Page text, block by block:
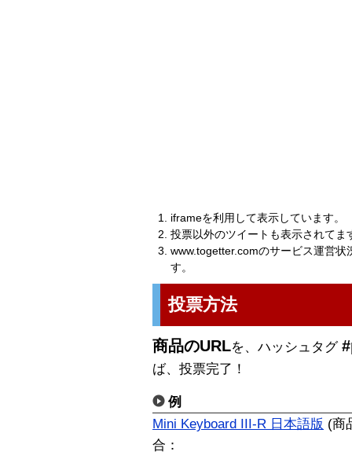
iframeを利用して表示しています。
投票以外のツイートも表示されてま
www.togetter.comのサービス運営
す。
投票方法
商品のURLを、ハッシュタグ
ば、投票完了！
例
Mini Keyboard III-R 日本語版 (商
合：